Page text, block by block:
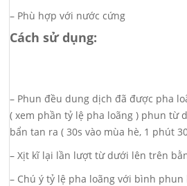
– Phù hợp với nước cứng
Cách sử dụng:
– Phun đều dung dịch đã được pha
( xem phần tỷ lệ pha loãng ) phun từ
bẩn tan ra ( 30s vào mùa hè, 1 phút
– Xịt kĩ lại lần lượt từ dưới lên trên
– Chú ý tỷ lệ pha loãng với bình